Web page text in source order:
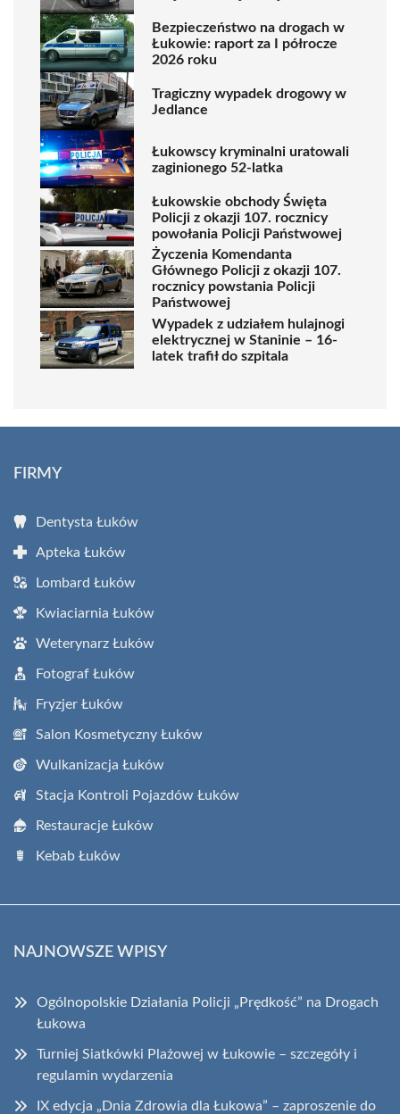
Bezpieczeństwo na drogach w
Łukowie: raport za I półrocze
2026 roku
Tragiczny wypadek drogowy w
Jedlance
Łukowscy kryminalni uratowali
zaginionego 52-latka
Łukowskie obchody Święta
Policji z okazji 107. rocznicy
powołania Policji Państwowej
Życzenia Komendanta
Głównego Policji z okazji 107.
rocznicy powstania Policji
Państwowej
Wypadek z udziałem hulajnogi
elektrycznej w Staninie – 16-
latek trafił do szpitala
FIRMY
Dentysta Łuków
Apteka Łuków
Lombard Łuków
Kwiaciarnia Łuków
Weterynarz Łuków
Fotograf Łuków
Fryzjer Łuków
Salon Kosmetyczny Łuków
Wulkanizacja Łuków
Stacja Kontroli Pojazdów Łuków
Restauracje Łuków
Kebab Łuków
NAJNOWSZE WPISY
Ogólnopolskie Działania Policji „Prędkość” na Drogach
Łukowa
Turniej Siatkówki Plażowej w Łukowie – szczegóły i
regulamin wydarzenia
IX edycja „Dnia Zdrowia dla Łukowa” – zaproszenie do